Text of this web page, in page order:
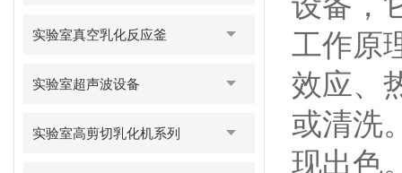
实验室真空乳化反应釜
实验室超声波设备
实验室高剪切乳化机系列
工作原
效应、
或清洗
现出色